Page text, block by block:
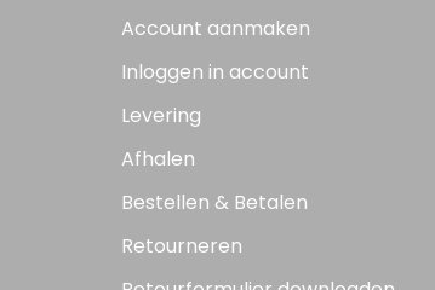
Account aanmaken
Inloggen in account
Levering
Afhalen
Bestellen & Betalen
Retourneren